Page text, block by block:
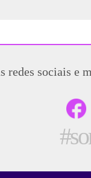
redes sociais e